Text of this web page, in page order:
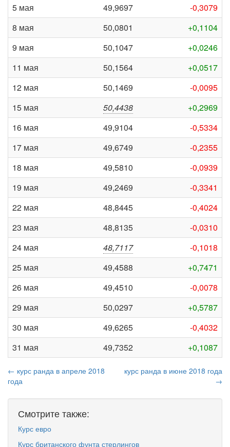
5 мая
49,9697
-0,3079
8 мая
50,0801
+0,1104
9 мая
50,1047
+0,0246
11 мая
50,1564
+0,0517
12 мая
50,1469
-0,0095
15 мая
50,4438
+0,2969
16 мая
49,9104
-0,5334
17 мая
49,6749
-0,2355
18 мая
49,5810
-0,0939
19 мая
49,2469
-0,3341
22 мая
48,8445
-0,4024
23 мая
48,8135
-0,0310
24 мая
48,7117
-0,1018
25 мая
49,4588
+0,7471
26 мая
49,4510
-0,0078
29 мая
50,0297
+0,5787
30 мая
49,6265
-0,4032
31 мая
49,7352 +0,1087
← курс ранда в апреле 2018
года
курс ранда в июне 2018 года
→
Смотрите также:
Курс евро
Курс британского фунта стерлингов